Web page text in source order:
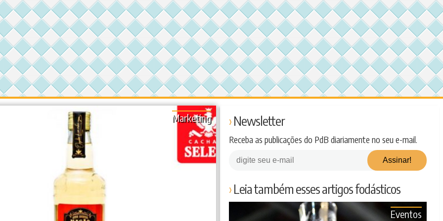
Marketing Newsletter
Receba as publicações do PdB diariamente no seu e-mail.
Leia também esses artigos fodásticos
Eventos